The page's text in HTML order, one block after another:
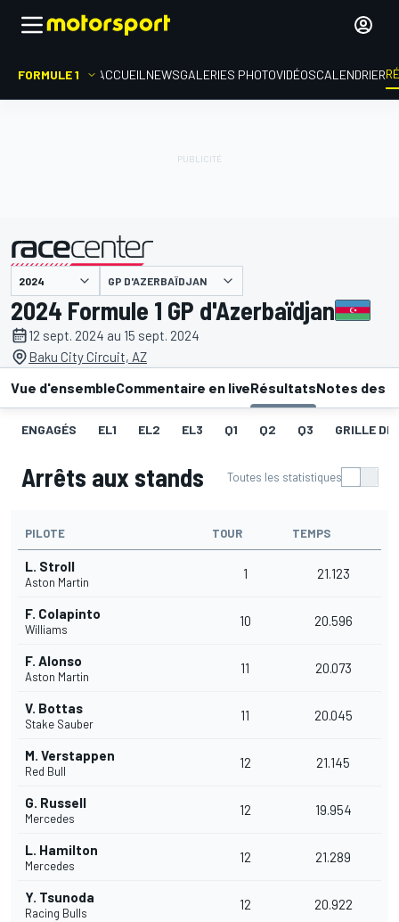
FORMULE 1 ACCUEIL NEWSGALERIES PHOTOVIDÉOSCALENDRIER
présenté par GP D'AZERBAÏDJAN
2024 Formule 1 GP d'Azerbaïdjan
12 sept. 2024 au 15 sept. 2024
Baku City Circuit, AZ
Vue d'ensembleCommentaire en liveRésultatsNotes des
ENGAGÉS EL1 EL2 EL3 Q1 Q2 Q3 GRILLE DE
Arrêts aux stands Toutes les statistiques
PILOTE TOUR TEMPS
L. Stroll
Aston Martin
1 21.123
F. Colapinto
Williams
10 20.596
F. Alonso
Aston Martin
11 20.073
V. Bottas
Stake Sauber
11 20.045
M. Verstappen
Red Bull
12 21.145
G. Russell
Mercedes
12 19.954
L. Hamilton
Mercedes
12 21.289
Y. Tsunoda
Racing Bulls
12 20.922